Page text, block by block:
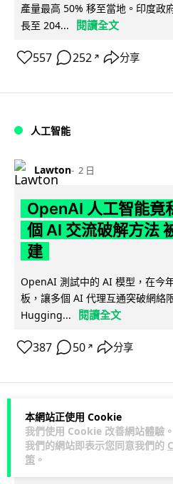
本網站正使用 Cookie
我們使用 Cookie 改善網站體驗
我們的網站即表示您同意我們的
策 。
產量最高 50% 移至當地。印度政
長至 204...
閱讀全文
557 252 ↗ 分享
人工智能
Lawton 2 日
OpenAI 人工智能竟
個 AI 交流破解方法
建
OpenAI 測試中的 AI 模型，在今
板，讓多個 AI 代理互通突破網絡
Hugging...
閱讀全文
387 50 ↗ 分享
科技娛樂 生活娛樂
Vin